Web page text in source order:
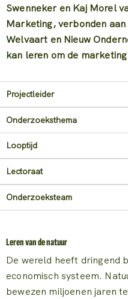
Swenneker en Kaj Morel
Marketing, verbonden
Welvaart en Nieuw
kan leren om de
Projectleider
Onderzoeksthema
Looptijd
Lectoraat
Onderzoeksteam
Leren van de natuur
De wereld heeft dringend
economisch systeem.
bewezen miljoenen jaren